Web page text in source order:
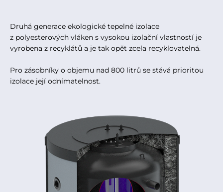
Druhá generace ekologické tepelné izolace
z polyesterových vláken s vysokou izolační vlastností je
vyrobena z recyklátů a je tak opět zcela recyklovatelná.
Pro zásobníky o objemu nad 800 litrů se stává prioritou
izolace její odnímatelnost.